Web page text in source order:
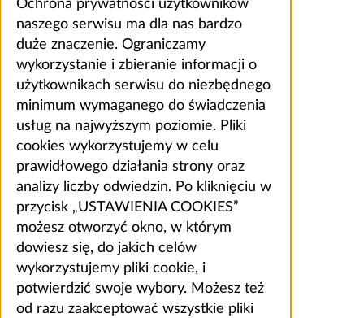
Ochrona prywatności użytkowników
naszego serwisu ma dla nas bardzo
duże znaczenie. Ograniczamy
wykorzystanie i zbieranie informacji o
użytkownikach serwisu do niezbędnego
minimum wymaganego do świadczenia
usług na najwyższym poziomie. Pliki
cookies wykorzystujemy w celu
prawidłowego działania strony oraz
analizy liczby odwiedzin. Po kliknięciu w
przycisk „USTAWIENIA COOKIES”
możesz otworzyć okno, w którym
dowiesz się, do jakich celów
wykorzystujemy pliki cookie, i
potwierdzić swoje wybory. Możesz też
od razu zaakceptować wszystkie pliki